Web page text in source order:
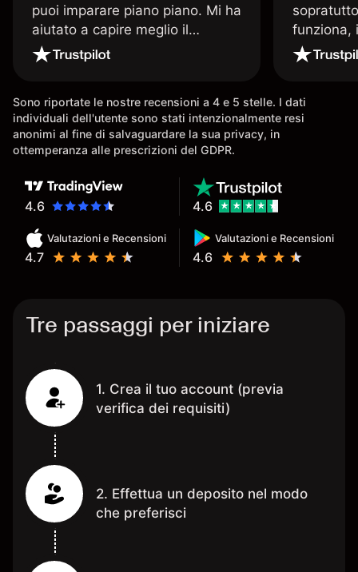
puoi imparare piano piano. Mi ha
aiutato a capire meglio il
trading. La consiglio a chi parte
senza esperienza.
funziona,
Davide e'
spiega
Sono riportate le nostre recensioni a 4 e 5 stelle. I dati
individuali dell'utente sono stati intenzionalmente resi
anonimi al fine di salvaguardare la sua privacy, in
ottemperanza alle prescrizioni del GDPR.
4.6
Valutazioni e Recensioni
4.7
Valutazioni e Recensioni
4.6
4.6
Tre passaggi per iniziare
1. Crea il tuo account (previa
verifica dei requisiti)
2. Effettua un deposito nel modo
che preferisci